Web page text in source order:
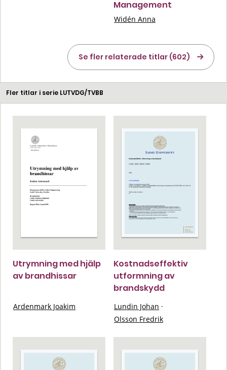
Management
Widén Anna
Se fler relaterade titlar (602)
Fler titlar i serie LUTVDG/TVBB
Utrymning med hjälp
av brandhissar
Ardenmark Joakim
Kostnadseffektiv
utformning av
brandskydd
Lundin Johan ·
Olsson Fredrik